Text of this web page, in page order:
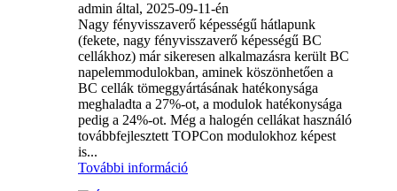
admin által, 2025-09-11-én
Nagy fényvisszaverő képességű hátlapunk
(fekete, nagy fényvisszaverő képességű BC
cellákhoz) már sikeresen alkalmazásra került BC
napelemmodulokban, aminek köszönhetően a
BC cellák tömeggyártásának hatékonysága
meghaladta a 27%-ot, a modulok hatékonysága
pedig a 24%-ot. Még a halogén cellákat használó
továbbfejlesztett TOPCon modulokhoz képest
is...
További információ